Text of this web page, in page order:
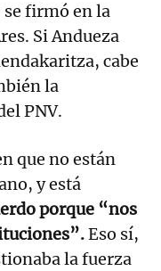
firmó en la
Si Andueza
cabe
la
PNV.
que no están
y está
porque “nos
Eso sí,
la fuerza